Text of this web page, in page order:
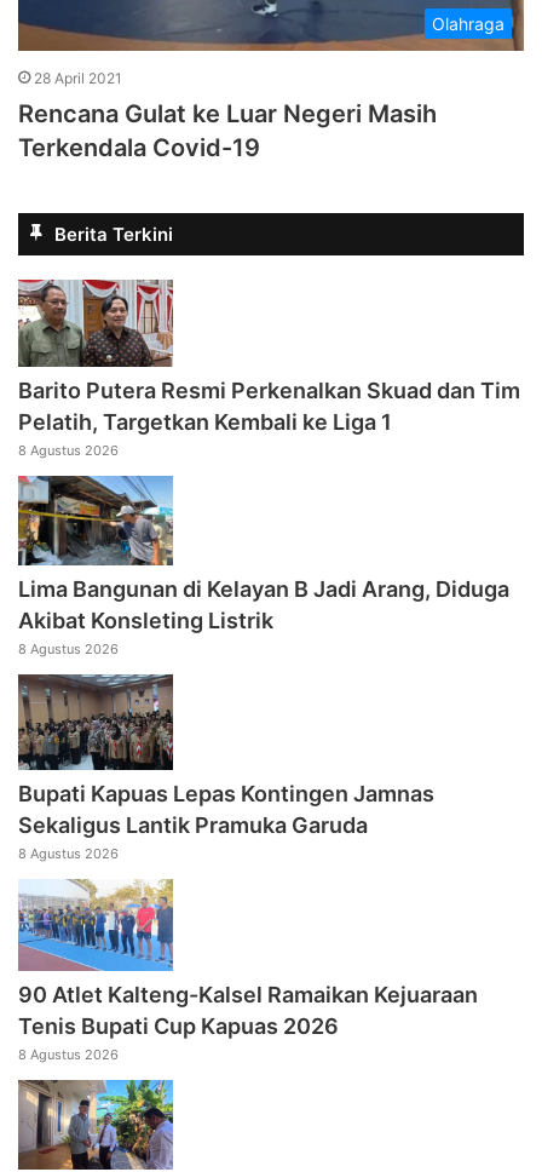
Olahraga
28 April 2021
Rencana Gulat ke Luar Negeri Masih
Terkendala Covid-19
Berita Terkini
Barito Putera Resmi Perkenalkan Skuad dan Tim
Pelatih, Targetkan Kembali ke Liga 1
8 Agustus 2026
Lima Bangunan di Kelayan B Jadi Arang, Diduga
Akibat Konsleting Listrik
8 Agustus 2026
Bupati Kapuas Lepas Kontingen Jamnas
Sekaligus Lantik Pramuka Garuda
8 Agustus 2026
90 Atlet Kalteng-Kalsel Ramaikan Kejuaraan
Tenis Bupati Cup Kapuas 2026
8 Agustus 2026